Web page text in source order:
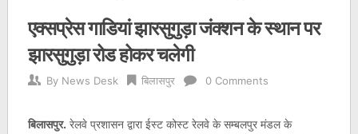
एक्सप्रेस गाडियां झारसुगुड़ा जंक्शन के स्थान पर
झारसुगुड़ा रोड होकर चलेगी
By News Desk बिलासपुर 0 Comments
बिलासपुर. रेलवे प्रशासन द्वारा ईस्ट कोस्ट रेलवे के सम्बलपुर मंडल के